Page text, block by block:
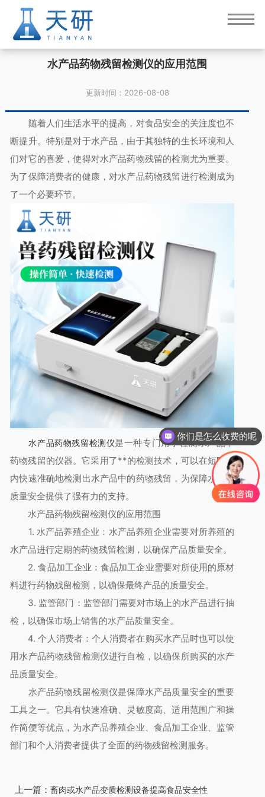
水产品药物残留检测仪的应用范围
更新时间：2026-08-08
随着人们生活水平的提高，对食品安全的关注度也不
断提升。特别是对于水产品，由于其独特的生长环境和人
们对它的喜爱，使得对水产品药物残留的检测尤为重要。
为了保障消费者的健康，对水产品药物残留进行检测成为
了一个必要环节。
水产品药物残留检测仪是一种专门用于检测水产品中
药物残留的仪器。它采用了**的检测技术，可以在短时间
内快速准确地检测出水产品中的药物残留，为保障水产品
质量安全提供了强有力的支持。
水产品药物残留检测仪的应用范围
1. 水产品养殖企业：水产品养殖企业需要对所养殖的
水产品进行定期的药物残留检测，以确保产品质量安全。
2. 食品加工企业：食品加工企业需要对所使用的原材
料进行药物残留检测，以确保最终产品的质量安全。
3. 监管部门：监管部门需要对市场上的水产品进行抽
检，以确保市场上销售的水产品质量安全。
4. 个人消费者：个人消费者在购买水产品时也可以使
用水产品药物残留检测仪进行自检，以确保所购买的水产
品质量安全。
水产品药物残留检测仪是保障水产品质量安全的重要
工具之一。它具有快速准确、灵敏度高、适用范围广和操
作简便等优点，为水产品养殖企业、食品加工企业、监管
部门和个人消费者提供了全面的药物残留检测服务。
上一篇： 畜肉或水产品变质检测设备提高食品安全性
你们是怎么收费的呢